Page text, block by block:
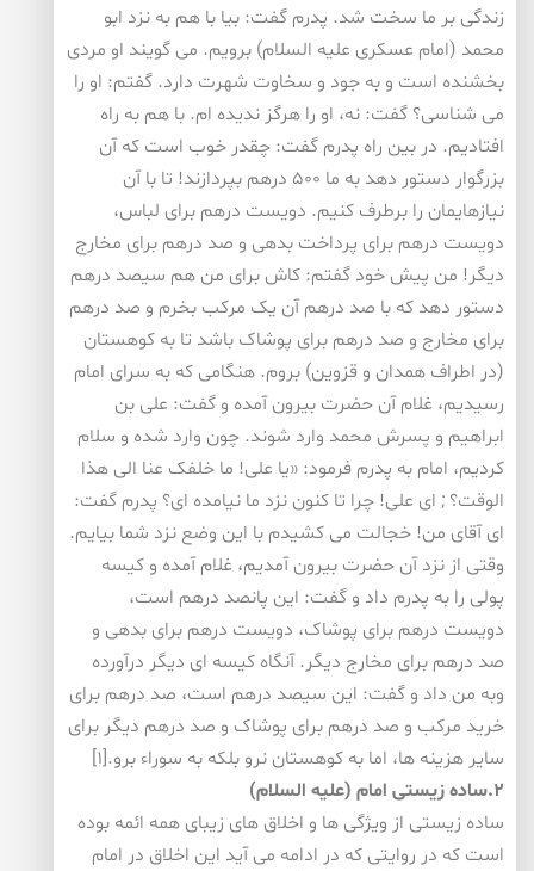
زندگی بر ما سخت شد. پدرم گفت: بیا با هم به نزد ابو
محمد (امام عسکری علیه السلام) برویم. می گویند او مردی
بخشنده است و به جود و سخاوت شهرت دارد. گفتم: او را
می شناسی؟ گفت: نه، او را هرگز ندیده ام. با هم به راه
افتادیم. در بین راه پدرم گفت: چقدر خوب است که آن
بزرگوار دستور دهد به ما ۵۰۰ درهم بپردازند! تا با آن
نیازهایمان را برطرف کنیم. دویست درهم برای لباس،
دویست درهم برای پرداخت بدهی و صد درهم برای مخارج
دیگر! من پیش خود گفتم: کاش برای من هم سیصد درهم
دستور دهد که با صد درهم آن یک مرکب بخرم و صد درهم
برای مخارج و صد درهم برای پوشاک باشد تا به کوهستان
(در اطراف همدان و قزوین) بروم. هنگامی که به سرای امام
رسیدیم، غلام آن حضرت بیرون آمده و گفت: علی بن
ابراهیم و پسرش محمد وارد شوند. چون وارد شده و سلام
کردیم، امام به پدرم فرمود: «یا علی! ما خلفک عنا الی هذا
الوقت؟ ; ای علی! چرا تا کنون نزد ما نیامده ای؟ پدرم گفت:
ای آقای من! خجالت می کشیدم با این وضع نزد شما بیایم.
وقتی از نزد آن حضرت بیرون آمدیم، غلام آمده و کیسه
پولی را به پدرم داد و گفت: این پانصد درهم است،
دویست درهم برای پوشاک، دویست درهم برای بدهی و
صد درهم برای مخارج دیگر. آنگاه کیسه ای دیگر درآورده
وبه من داد و گفت: این سیصد درهم است، صد درهم برای
خرید مرکب و صد درهم برای پوشاک و صد درهم دیگر برای
سایر هزینه ها، اما به کوهستان نرو بلکه به سوراء برو.[۱]
۲.ساده زیستی امام (علیه السلام)
ساده زیستی از ویژگی ها و اخلاق های زیبای همه ائمه بوده
است که در روایتی که در ادامه می آید این اخلاق در امام